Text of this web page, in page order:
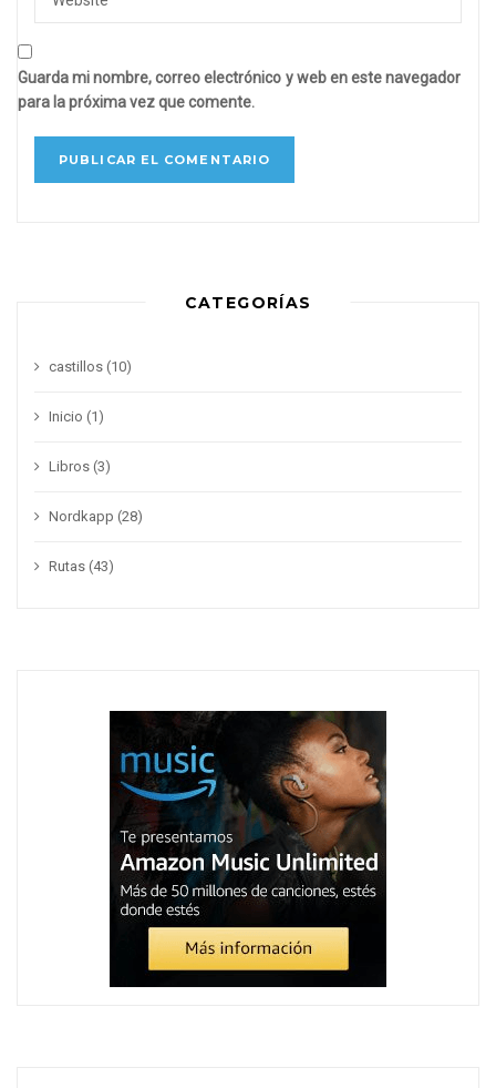
Guarda mi nombre, correo electrónico y web en este navegador
para la próxima vez que comente.
CATEGORÍAS
castillos (10)
Inicio (1)
Libros (3)
Nordkapp (28)
Rutas (43)